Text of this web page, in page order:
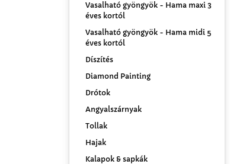
Vasalható gyöngyök - Hama maxi 3
éves kortól
Vasalható gyöngyök - Hama midi 5
éves kortól
Díszítés
Diamond Painting
Drótok
Angyalszárnyak
Tollak
Hajak
Kalapok & sapkák